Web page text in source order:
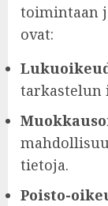
toimintaan
ovat:
tarkastelun
tietoja.
Poisto-